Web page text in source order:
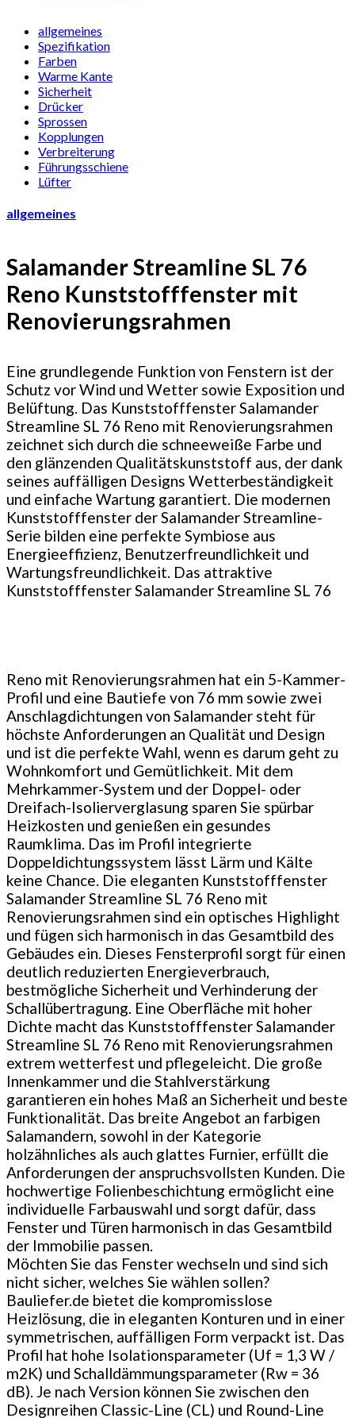
allgemeines
Spezifikation
Farben
Warme Kante
Sicherheit
Drücker
Sprossen
Kopplungen
Verbreiterung
Führungsschiene
Lüfter
allgemeines
Salamander Streamline SL 76
Reno Kunststofffenster mit
Renovierungsrahmen
Eine grundlegende Funktion von Fenstern ist der
Schutz vor Wind und Wetter sowie Exposition und
Belüftung. Das Kunststofffenster Salamander
Streamline SL 76 Reno mit Renovierungsrahmen
zeichnet sich durch die schneeweiße Farbe und
den glänzenden Qualitätskunststoff aus, der dank
seines auffälligen Designs Wetterbeständigkeit
und einfache Wartung garantiert. Die modernen
Kunststofffenster der Salamander Streamline-
Serie bilden eine perfekte Symbiose aus
Energieeffizienz, Benutzerfreundlichkeit und
Wartungsfreundlichkeit. Das attraktive
Kunststofffenster Salamander Streamline SL 76
Reno mit Renovierungsrahmen hat ein 5-Kammer-
Profil und eine Bautiefe von 76 mm sowie zwei
Anschlagdichtungen von Salamander steht für
höchste Anforderungen an Qualität und Design
und ist die perfekte Wahl, wenn es darum geht zu
Wohnkomfort und Gemütlichkeit. Mit dem
Mehrkammer-System und der Doppel- oder
Dreifach-Isolierverglasung sparen Sie spürbar
Heizkosten und genießen ein gesundes
Raumklima. Das im Profil integrierte
Doppeldichtungssystem lässt Lärm und Kälte
keine Chance. Die eleganten Kunststofffenster
Salamander Streamline SL 76 Reno mit
Renovierungsrahmen sind ein optisches Highlight
und fügen sich harmonisch in das Gesamtbild des
Gebäudes ein. Dieses Fensterprofil sorgt für einen
deutlich reduzierten Energieverbrauch,
bestmögliche Sicherheit und Verhinderung der
Schallübertragung. Eine Oberfläche mit hoher
Dichte macht das Kunststofffenster Salamander
Streamline SL 76 Reno mit Renovierungsrahmen
extrem wetterfest und pflegeleicht. Die große
Innenkammer und die Stahlverstärkung
garantieren ein hohes Maß an Sicherheit und beste
Funktionalität. Das breite Angebot an farbigen
Salamandern, sowohl in der Kategorie
holzähnliches als auch glattes Furnier, erfüllt die
Anforderungen der anspruchsvollsten Kunden. Die
hochwertige Folienbeschichtung ermöglicht eine
individuelle Farbauswahl und sorgt dafür, dass
Fenster und Türen harmonisch in das Gesamtbild
der Immobilie passen.
Möchten Sie das Fenster wechseln und sind sich
nicht sicher, welches Sie wählen sollen?
Bauliefer.de bietet die kompromisslose
Heizlösung, die in eleganten Konturen und in einer
symmetrischen, auffälligen Form verpackt ist. Das
Profil hat hohe Isolationsparameter (Uf = 1,3 W /
m2K) und Schalldämmungsparameter (Rw = 36
dB). Je nach Version können Sie zwischen den
Designreihen Classic-Line (CL) und Round-Line